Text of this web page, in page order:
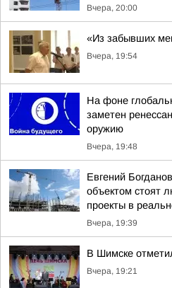
Вчера, 20:00
«Из забывших
Вчера, 19:54
На фоне
заметен
оружию
Вчера, 19:48
Евгений
объектом стоят
проекты в
Вчера, 19:39
В Шимске
Вчера, 19:21